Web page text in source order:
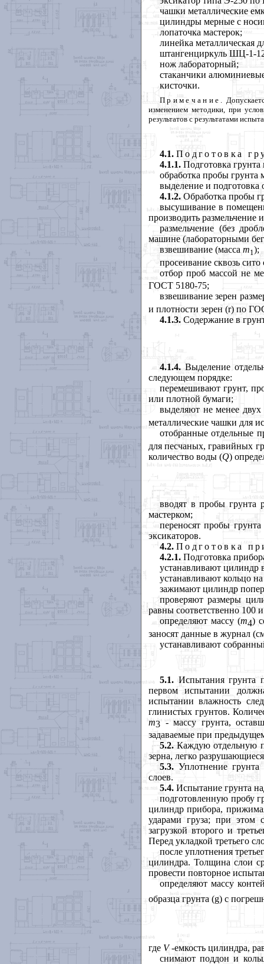
чашки металлические
цилиндры мерные с
лопаточка мастерок;
линейка металлическая
штангенциркуль ШЦ-1-
нож лабораторный;
стаканчики
кисточки.
Примечание
изменением методики, при
результатов с результатами
4.1. Подготовка
4.1.1.Подготовка
обработка пробы грунта
выделение и
4.1.2.Обработка пробы
высушивание в
производить размельчение
размельчение (без
машине (лабораторными
взвешивание (масса т1 );
просеивание сквозь
отбор проб массой не
ГОСТ 5180-75;
взвешивание зерен
и плотности зерен (r) по
4.1.3.Содержание в
4.1.4.Выделение
следующем порядке:
перемешивают грунт,
или плотной бумаги;
выделяют не менее
металлические чашки для
отобранные отдельные
для песчаных, гравийных
количество воды (Q)
вводят в пробы грунта
мастерком;
переносят пробы
эксикаторов.
4.2. Подготовка
4.2.1. Подготовка
устанавливают цилиндр
устанавливают кольцо
зажимают цилиндр
проверяют размеры
равны соответственно 100
определяют массу (m4)
заносят данные в журнал
устанавливают
5.1.Испытания грунта
первом испытании
испытании влажность
глинистых грунтов.
m3- массу грунта,
задаваемые при
5.2.Каждую отдельную
зерна, легко
5.3.Уплотнение грунта
слоев.
5.4.Испытание грунта
подготовленную пробу
цилиндр прибора,
ударами груза; при этом
загрузкой второго и
Перед укладкой третьего
после уплотнения
цилиндра. Толщина слои
провести повторное
определяют массу
образца грунта (g) с
где V -емкость цилиндра,
снимают поддон и